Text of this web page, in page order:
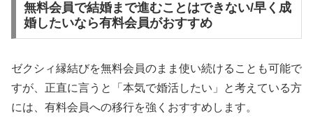
無料会員で結婚まで進むことはできない/早く成
婚したいなら有料会員がおすすめ
ゼクシィ縁結びを無料会員のまま使い続けることも可能で
すが、正直に言うと「本気で婚活したい」と考えている方
には、有料会員への移行を強くおすすめします。